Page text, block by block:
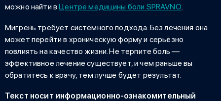
можно найти вЦентре медицины боли SPRAVNO
Мигрень требует системного подхода. Без лечения она
может перейти в хроническую форму и серьёзно
повлиять на качество жизни. Не терпите боль —
эффективное лечение существует, и чем раньше вы
обратитесь к врачу, тем лучше будет результат.
Текст носит информационно-ознакомительный